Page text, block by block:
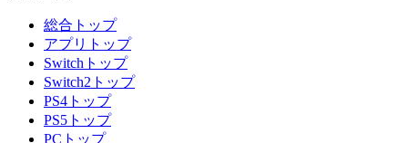
総合トップ
アプリトップ
Switchトップ
Switch2トップ
PS4トップ
PS5トップ
PCトップ